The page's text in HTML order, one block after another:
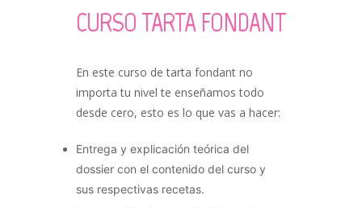
CURSO TARTA FONDANT
En este curso de tarta fondant no
importa tu nivel te enseñamos todo
desde cero, esto es lo que vas a hacer:
Entrega y explicación teórica del
dossier con el contenido del curso y
sus respectivas recetas.